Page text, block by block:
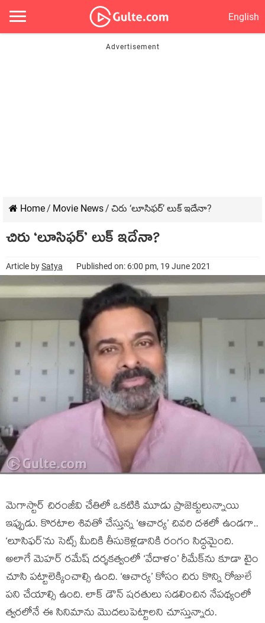
English
Home/ Movie News/ చిరు ‘లూసిఫర్’ లుక్ ఇదేనా?
చిరు ‘లూసిఫర్’ లుక్ ఇదేనా?
Article bySatya Published on: 6:00 pm, 19 June 2021
మెగాస్టార్ చిరంజీవి చేతిలో ఒకటికి మూడు ప్రాజెక్టులున్నాయి
ఇప్పుడు. కొరటాల శివతో చేస్తున్న ‘ఆచార్య’ చివరి దశలో ఉండగా..
‘లూసిఫర్’ను సెట్స్ మీదికి తీసుకెళ్లడానికి రంగం సిద్ధమైంది.
అలాగే మెహర్ రమేష్ దర్శకత్వంలో ‘వేదాళం’ రీమేక్‌ను కూడా టైం
చూసి పట్టాలెక్కించాల్సి ఉంది. ‘ఆచార్య’ కోసం చిరు కొన్ని రోజులే
పని చేయాల్సి ఉంది. లాక్ డౌన్ షరతులు సడలించిన నేపథ్యంలో
త్వరలోనే ఈ సినిమాను మొదలుపెట్టాలని చూస్తున్నారు.